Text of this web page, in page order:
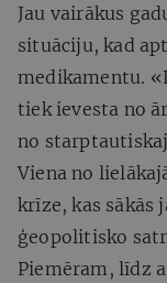
Jau vairākus
situāciju, kad
medikamentu.
tiek ievesta no
no
Viena no
krīze, kas sākās
ģeopolitisko
Piemēram, līdz